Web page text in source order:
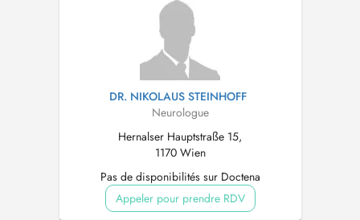
DR. NIKOLAUS STEINHOFF
Neurologue
Hernalser Hauptstraße 15,
1170 Wien
Pas de disponibilités sur Doctena
Appeler pour prendre RDV